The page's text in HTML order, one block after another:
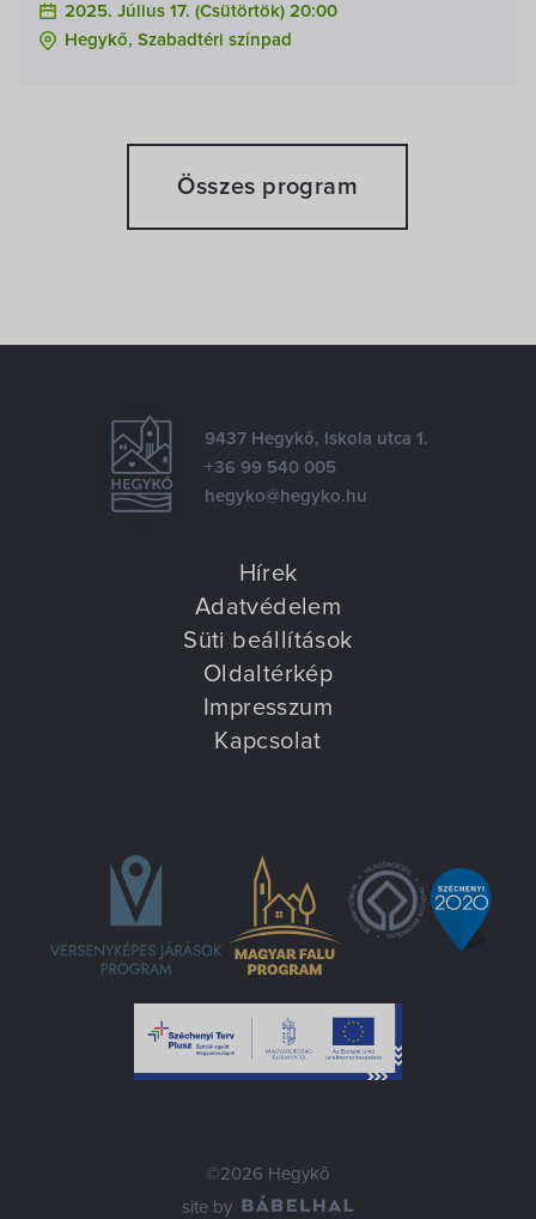
2025. Július 17. (csütörtök) 20:00
Hegykő, Szabadtéri színpad
Összes program
9437 Hegykő, Iskola utca 1.
+36 99 540 005
hegyko@hegyko.hu
Hírek
Adatvédelem
Süti beállítások
Oldaltérkép
Impresszum
Kapcsolat
©2026 Hegykő
site by